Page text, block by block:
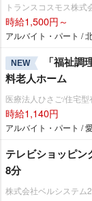
トランスコスモス株式
時給1,500円～
アルバイト・パート /
NEW
「福祉
料老人ホーム
医療法人ひさご/住宅
時給1,140円
アルバイト・パート /
テレビショッピ
8分
株式会社ベルシステム